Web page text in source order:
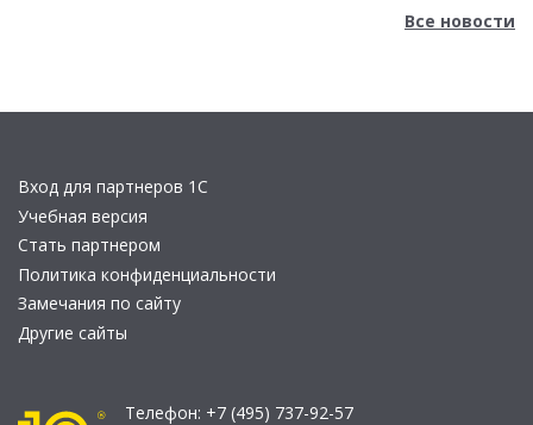
Все новости
Вход для партнеров 1С
Учебная версия
Стать партнером
Политика конфиденциальности
Замечания по сайту
Другие сайты
Телефон: +7 (495) 737-92-57